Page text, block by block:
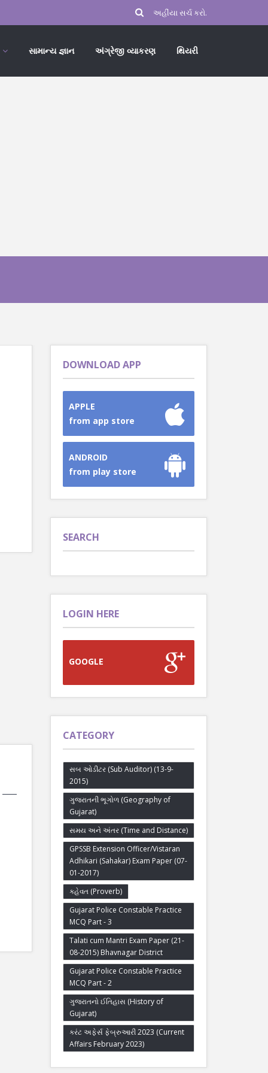
સામાન્ય જ્ઞાન અંગ્રેજી વ્યાકરણ થિયરી
DOWNLOAD APP
APPLE
from app store
ANDROID
from play store
SEARCH
LOGIN HERE
GOOGLE
CATEGORY
સબ ઓડીટર (Sub Auditor) (13-9-
2015)
ગુજરાતની ભૂગોળ (Geography of
Gujarat)
સમય અને અંતર (Time and Distance)
GPSSB Extension Officer/Vistaran
Adhikari (Sahakar) Exam Paper (07-
01-2017)
કહેવત (Proverb)
Gujarat Police Constable Practice
MCQ Part - 3
Talati cum Mantri Exam Paper (21-
08-2015) Bhavnagar District
Gujarat Police Constable Practice
MCQ Part - 2
ગુજરાતનો ઈતિહાસ (History of
Gujarat)
કરંટ અફેર્સ ફેબ્રુઆરી 2023 (Current
Affairs February 2023)